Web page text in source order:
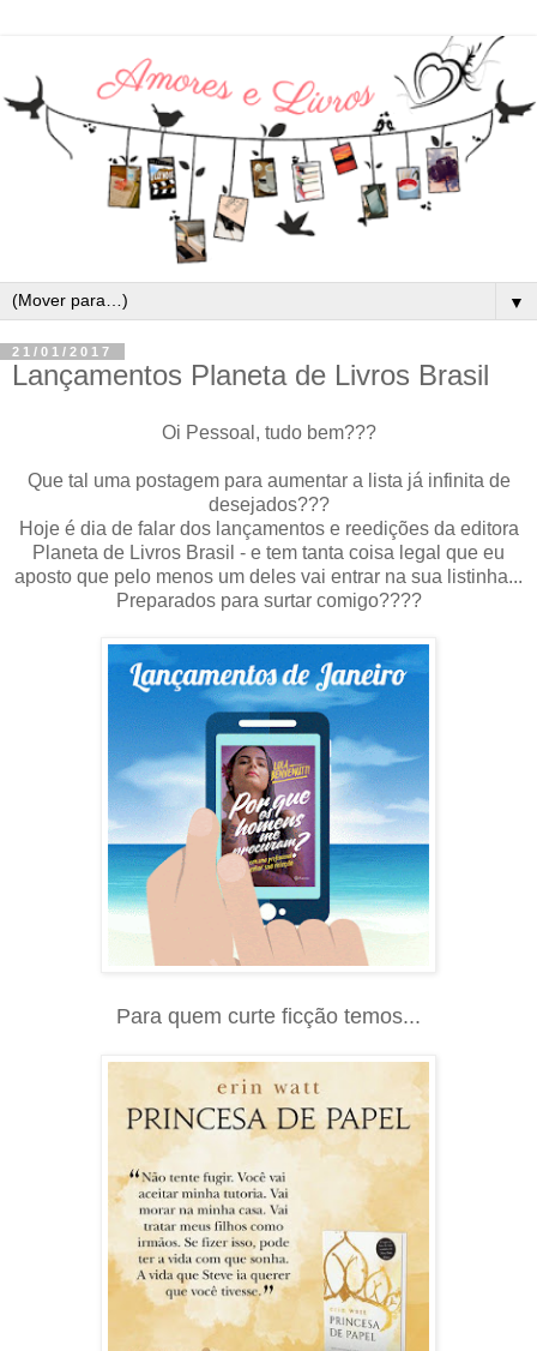
▼
21/01/2017
Lançamentos Planeta de Livros Brasil
Oi Pessoal, tudo bem???
Que tal uma postagem para aumentar a lista já infinita de
desejados???
Hoje é dia de falar dos lançamentos e reedições da editora
Planeta de Livros Brasil - e tem tanta coisa legal que eu
aposto que pelo menos um deles vai entrar na sua listinha...
Preparados para surtar comigo????
Para quem curte ficção temos...